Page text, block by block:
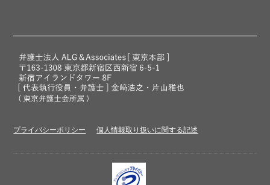
プライバシーポリシー 個人情報取り扱いに関する記述